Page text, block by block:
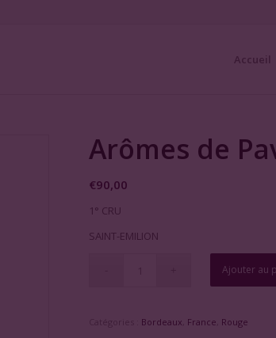
Accueil
Arômes de
€90,00
1° CRU
SAINT-EMILION
Ajouter au
Bordeaux France Rouge